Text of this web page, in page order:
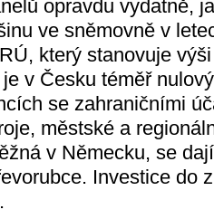
opravdu vydatně,
ve sněmovně v
který stanovuje
v Česku téměř
se zahraničními
městské a
v Německu, se
Investice do